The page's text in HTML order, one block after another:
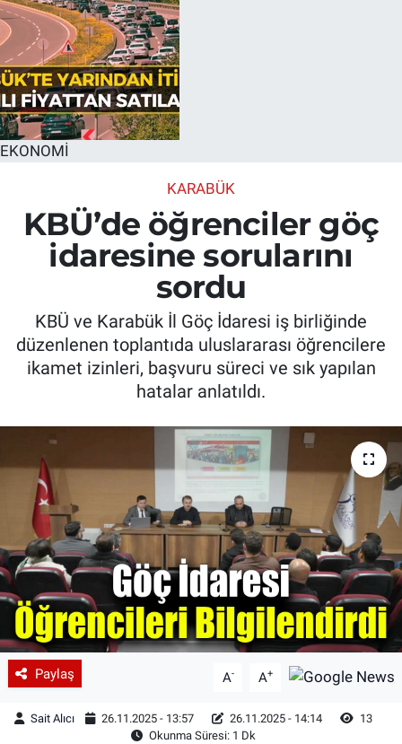
EKONOMİ
KARABÜK
KBÜ’de öğrenciler göç
idaresine sorularını
sordu
KBÜ ve Karabük İl Göç İdaresi iş birliğinde
düzenlenen toplantıda uluslararası öğrencilere
ikamet izinleri, başvuru süreci ve sık yapılan
hatalar anlatıldı.
Paylaş A- A+
Sait Alıcı 26.11.2025 - 13:57 26.11.2025 - 14:14
13
Okunma Süresi: 1 Dk